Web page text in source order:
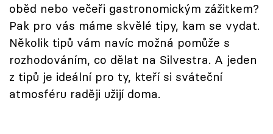
Přihlášení
Sledujte nás
oběd nebo večeři gastronomickým zážitkem?
Pak pro vás máme skvělé tipy, kam se vydat.
Několik tipů vám navíc možná pomůže s
rozhodováním, co dělat na Silvestra. A jeden
z tipů je ideální pro ty, kteří si sváteční
atmosféru raději užijí doma.